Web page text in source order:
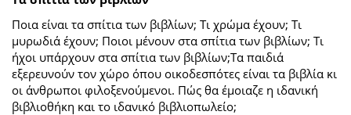
Ποια είναι τα σπίτια των βιβλίων; Τι χρώμα έχουν; Τι
μυρωδιά έχουν; Ποιοι μένουν στα σπίτια των βιβλίων; Tι
ήχοι υπάρχουν στα σπίτια των βιβλίων;Τα παιδιά
εξερευνούν τον χώρο όπου οικοδεσπότες είναι τα βιβλία κι
οι άνθρωποι φιλοξενούμενοι. Πώς θα έμοιαζε η ιδανική
βιβλιοθήκη και το ιδανικό βιβλιοπωλείο;